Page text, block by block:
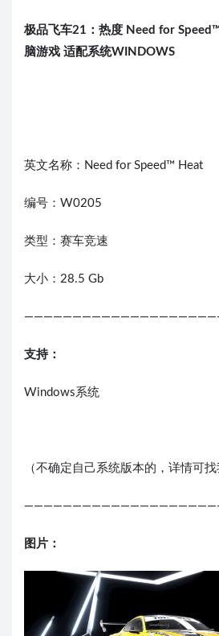
极品飞车21：热度 Need for Speed
脑游戏 适配系统WINDOWS
英文名称：Need for Speed™ Heat
编号：W0205
类型：赛车竞速
大小：28.5 Gb
支持：
Windows系统
（不确定自己系统版本的，详情可找
图片：